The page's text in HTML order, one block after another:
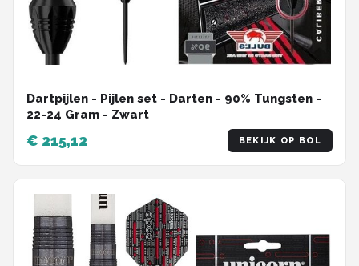
Dartpijlen - Pijlen set - Darten - 90% Tungsten -
22-24 Gram - Zwart
€ 215,12 BEKIJK OP BOL